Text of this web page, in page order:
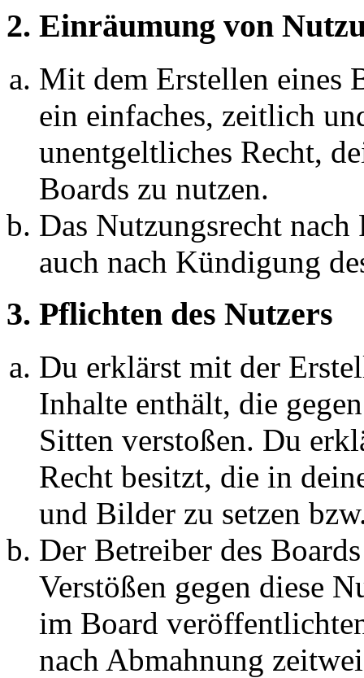
2. Einräumung von
Mit dem Erstellen eines
ein einfaches, zeitlich
unentgeltliches Recht,
Boards zu nutzen.
Das Nutzungsrecht
auch nach Kündigung
3. Pflichten des Nutzers
Du erklärst mit der
Inhalte enthält, die
Sitten verstoßen. Du
Recht besitzt, die in
und Bilder zu setzen
Der Betreiber des
Verstößen gegen diese
im Board
nach Abmahnung